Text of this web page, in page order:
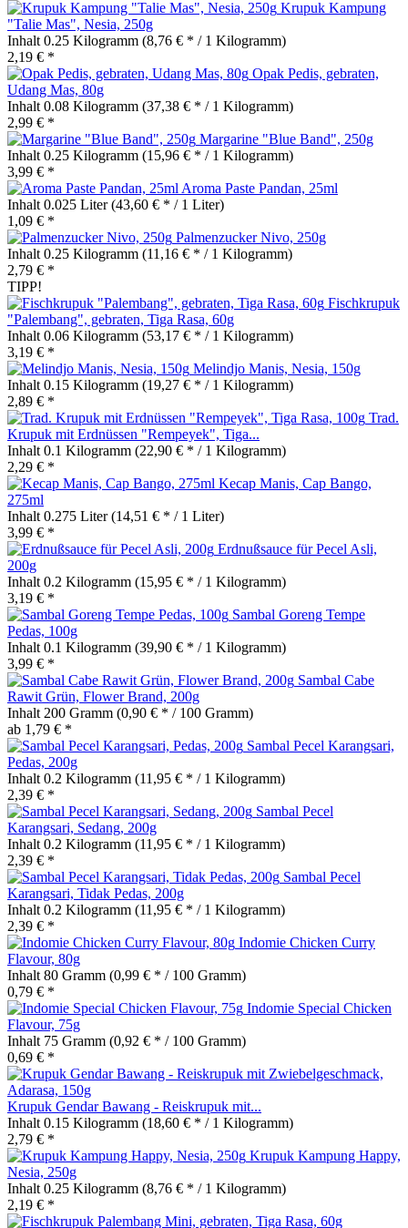
Krupuk Kampung
"Talie Mas", Nesia, 250g
Inhalt 0.25 Kilogramm (8,76 € * / 1 Kilogramm)
2,19 € *
Opak Pedis, gebraten,
Udang Mas, 80g
Inhalt 0.08 Kilogramm (37,38 € * / 1 Kilogramm)
2,99 € *
Margarine "Blue Band", 250g
Inhalt 0.25 Kilogramm (15,96 € * / 1 Kilogramm)
3,99 € *
Aroma Paste Pandan, 25ml
Inhalt 0.025 Liter(43,60 € * / 1 Liter)
1,09 € *
Palmenzucker Nivo, 250g
Inhalt 0.25 Kilogramm (11,16 € * / 1 Kilogramm)
2,79 € *
TIPP!
Fischkrupuk
"Palembang", gebraten, Tiga Rasa, 60g
Inhalt 0.06 Kilogramm (53,17 € * / 1 Kilogramm)
3,19 € *
Melindjo Manis, Nesia, 150g
Inhalt 0.15 Kilogramm (19,27 € * / 1 Kilogramm)
2,89 € *
Trad.
Krupuk mit Erdnüssen "Rempeyek", Tiga...
Inhalt 0.1 Kilogramm (22,90 € * / 1 Kilogramm)
2,29 € *
Kecap Manis, Cap Bango,
275ml
Inhalt 0.275 Liter(14,51 € * / 1 Liter)
3,99 € *
Erdnußsauce für Pecel Asli,
200g
Inhalt 0.2 Kilogramm (15,95 € * / 1 Kilogramm)
3,19 € *
Sambal Goreng Tempe
Pedas, 100g
Inhalt 0.1 Kilogramm (39,90 € * / 1 Kilogramm)
3,99 € *
Sambal Cabe
Rawit Grün, Flower Brand, 200g
Inhalt 200 Gramm (0,90 € * / 100 Gramm)
ab 1,79 € *
Sambal Pecel Karangsari,
Pedas, 200g
Inhalt 0.2 Kilogramm (11,95 € * / 1 Kilogramm)
2,39 € *
Sambal Pecel
Karangsari, Sedang, 200g
Inhalt 0.2 Kilogramm (11,95 € * / 1 Kilogramm)
2,39 € *
Sambal Pecel
Karangsari, Tidak Pedas, 200g
Inhalt 0.2 Kilogramm (11,95 € * / 1 Kilogramm)
2,39 € *
Indomie Chicken Curry
Flavour, 80g
Inhalt 80 Gramm (0,99 € * / 100 Gramm)
0,79 € *
Indomie Special Chicken
Flavour, 75g
Inhalt 75 Gramm (0,92 € * / 100 Gramm)
0,69 € *
Krupuk Gendar Bawang - Reiskrupuk mit...
Inhalt 0.15 Kilogramm (18,60 € * / 1 Kilogramm)
2,79 € *
Krupuk Kampung Happy,
Nesia, 250g
Inhalt 0.25 Kilogramm (8,76 € * / 1 Kilogramm)
2,19 € *